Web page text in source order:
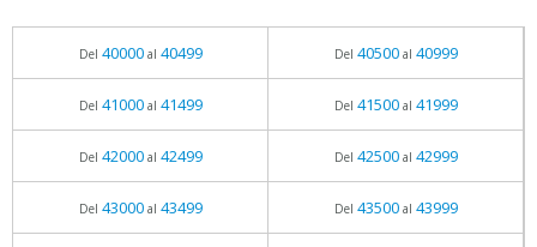
Del 40000al 40499 Del 40500al 40999
Del 41000al 41499 Del 41500al 41999
Del 42000al 42499 Del 42500al 42999
Del 43000al 43499 Del 43500al 43999